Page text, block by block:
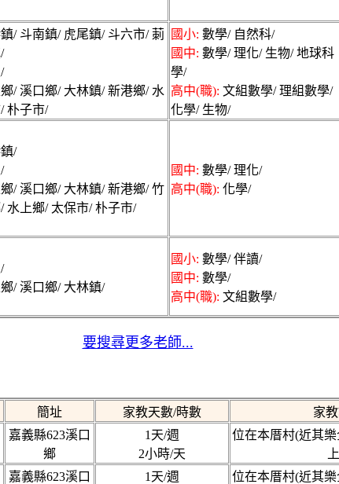
/ 斗南鎮/ 虎尾鎮/ 斗六市/ 莿
/ 溪口鄉/ 大林鎮/ 新港鄉/ 水
/ 朴子市/
國小: 數學/ 自然科/
國中: 數學/ 理化/ 生物/ 地球科
學/
高中(職): 文組數學/ 理組數學/
化學/ 生物/
/
/ 溪口鄉/ 大林鎮/ 新港鄉/ 竹
水上鄉/ 太保市/ 朴子市/
國中: 數學/ 理化/
高中(職): 化學/
/ 溪口鄉/ 大林鎮/
國小: 數學/ 伴讀/
國中: 數學/
高中(職): 文組數學/
要搜尋更多老師...
簡址 家教天數/時數 家
嘉義縣623溪口
鄉
1天/週
2小時/天
位在本厝村(近其
嘉義縣623溪口
1天/週
位在本厝村(近其